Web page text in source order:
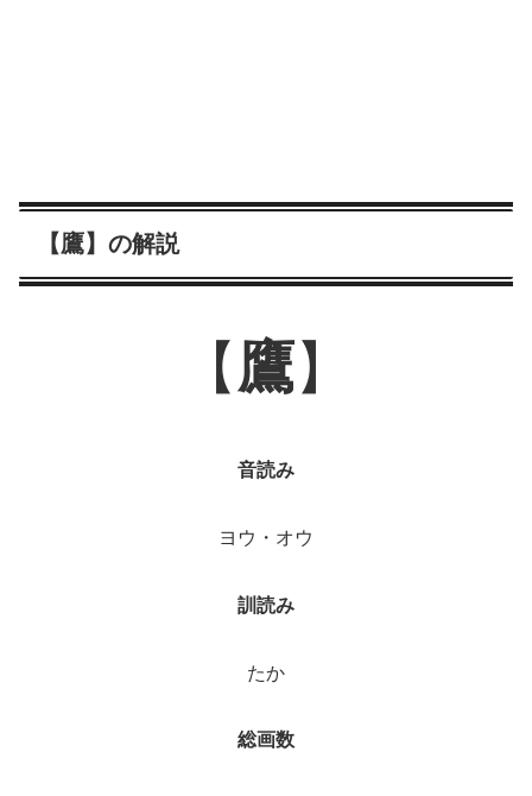
【鷹】の解説
【 鷹】
音読み
ヨウ・オウ
訓読み
たか
総画数